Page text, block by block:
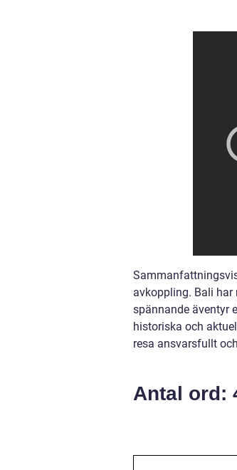
avkoppling. Bali har
spännande äventyr
historiska och
resa ansvarsfullt
Antal ord: